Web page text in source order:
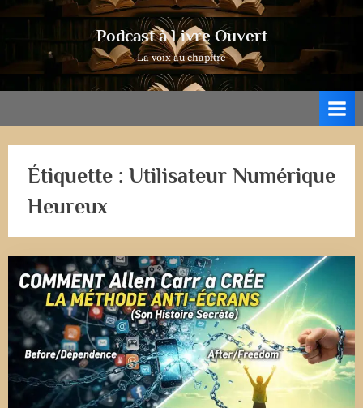
Podcast à Livre Ouvert
La voix au chapitre
Étiquette : Utilisateur Numérique
Heureux